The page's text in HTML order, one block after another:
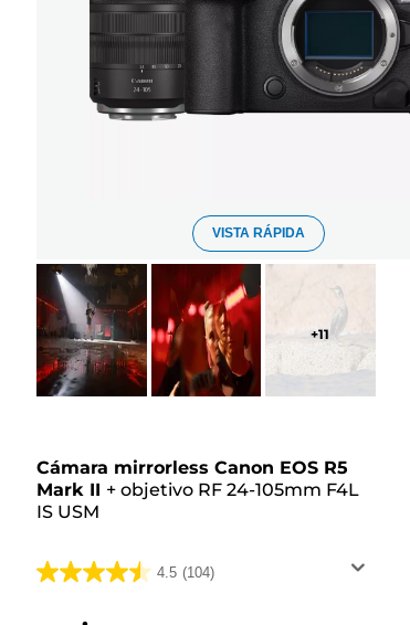
VISTA RÁPIDA
+11
Cámara mirrorless Canon EOS R5
Mark II + objetivo RF 24-105mm F4L
IS USM
4.5 (104)
4.5